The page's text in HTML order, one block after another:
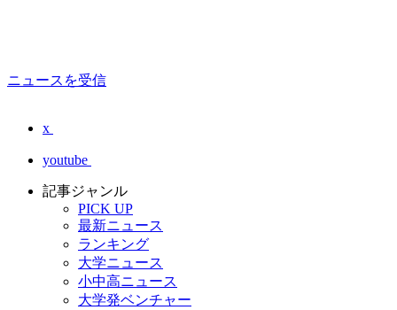
ニュースを受信
x
youtube
記事ジャンル
PICK UP
最新ニュース
ランキング
大学ニュース
小中高ニュース
大学発ベンチャー